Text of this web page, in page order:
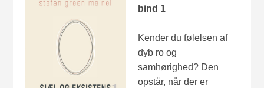
bind 1
Kender du følelsen af
dyb ro og
samhørighed? Den
opstår, når der er